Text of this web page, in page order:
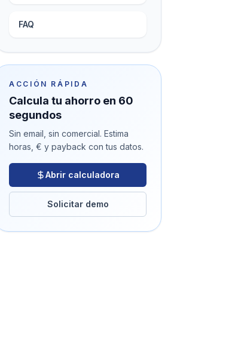
FAQ
ACCIÓN RÁPIDA
Calcula tu ahorro en 60
segundos
Sin email, sin comercial. Estima
horas, € y payback con tus datos.
Abrir calculadora
Solicitar demo